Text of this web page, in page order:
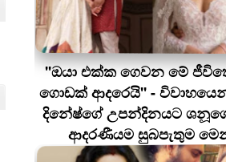
''ඔයා එක්ක ගෙවන මේ
ගොඩක් ආදරෙයි'' -
දිනේෂ්ගේ උපන්දිනයට
ආදරණීයම සුබපැතුම